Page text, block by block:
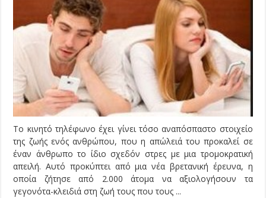
Το κινητό τηλέφωνο έχει γίνει τόσο αναπόσπαστο στοιχείο
της ζωής ενός ανθρώπου, που η απώλειά του προκαλεί σε
έναν άνθρωπο το ίδιο σχεδόν στρες με μια τρομοκρατική
απειλή. Αυτό προκύπτει από μια νέα βρετανική έρευνα, η
οποία ζήτησε από 2.000 άτομα να αξιολογήσουν τα
γεγονότα-κλειδιά στη ζωή τους που τους ...